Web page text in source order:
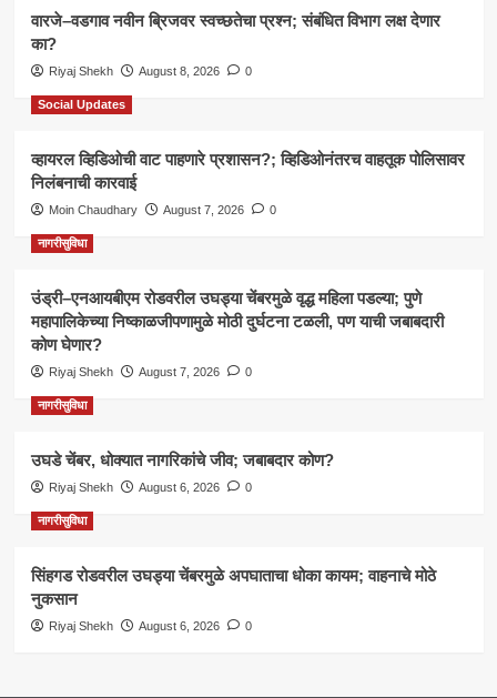
वारजे–वडगाव नवीन ब्रिजवर स्वच्छतेचा प्रश्न; संबंधित विभाग लक्ष देणार
का?
Riyaj Shekh August 8, 2026 0
Social Updates
व्हायरल व्हिडिओची वाट पाहणारे प्रशासन?; व्हिडिओनंतरच वाहतूक पोलिसावर
निलंबनाची कारवाई
Moin Chaudhary August 7, 2026 0
नागरीसुविधा
उंड्री–एनआयबीएम रोडवरील उघड्या चेंबरमुळे वृद्ध महिला पडल्या; पुणे
महापालिकेच्या निष्काळजीपणामुळे मोठी दुर्घटना टळली, पण याची जबाबदारी
कोण घेणार?
Riyaj Shekh August 7, 2026 0
नागरीसुविधा
उघडे चेंबर, धोक्यात नागरिकांचे जीव; जबाबदार कोण?
Riyaj Shekh August 6, 2026 0
नागरीसुविधा
सिंहगड रोडवरील उघड्या चेंबरमुळे अपघाताचा धोका कायम; वाहनाचे मोठे
नुकसान
Riyaj Shekh August 6, 2026 0